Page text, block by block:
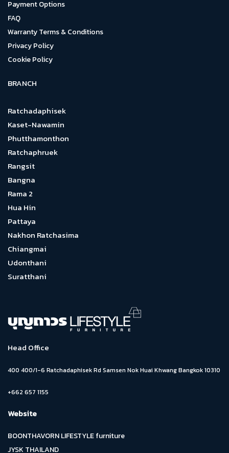
Payment Options
FAQ
Warranty Terms & Conditions
Privacy Policy
Cookie Policy
BRANCH
Ratchadaphisek
Kaset-Nawamin
Phutthamonthon
Ratchaphruek
Rangsit
Bangna
Rama 2
Hua Hin
Pattaya
Nakhon Ratchasima
Chiangmai
Udonthani
Suratthani
Head Office
400 400/1-6 Ratchadaphisek Rd Samsen Nok Huai Khwang Bangkok 10310
+662 657 1155
Website
BOONTHAVORN LIFESTYLE furniture
JYSK THAILAND